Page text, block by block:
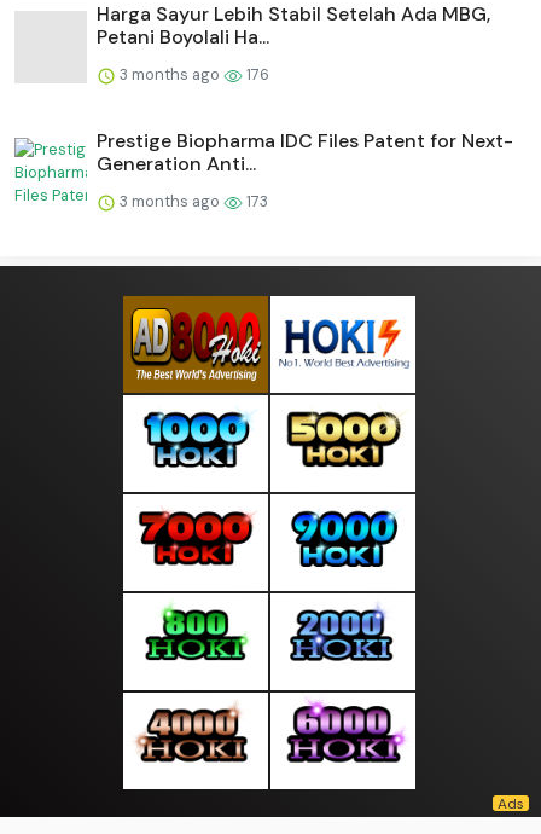
Harga Sayur Lebih Stabil Setelah Ada MBG,
Petani Boyolali Ha...
3 months ago 176
Prestige Biopharma IDC Files Patent for Next-
Generation Anti...
3 months ago 173